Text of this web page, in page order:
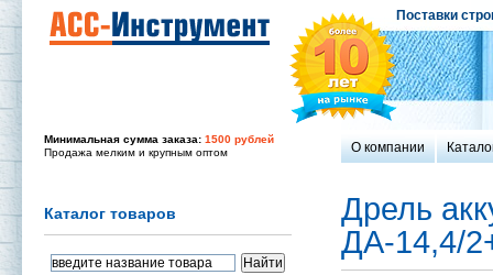
Поставки
О компании
Минимальная сумма заказа: 1500 рублей
Продажа мелким и крупным оптом
Каталог товаров
Дрель
ДА-14,4/